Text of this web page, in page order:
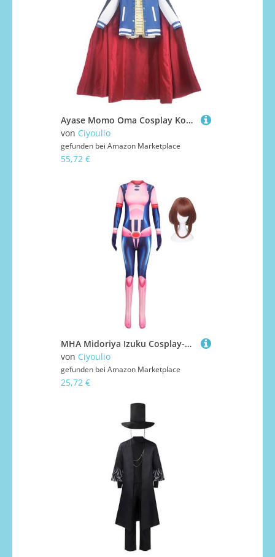
Ayase Momo Oma Cosplay Kostüm Rollenspiel Outfits Komplettes Set Anime Cosplay Uniform für Frauen Halloween Karneval Party Dress Up Anzug
von Ciyoulio
gefunden bei Amazon Marketplace
55,72 €
MHA Midoriya Izuku Cosplay-Kostüm, All-MIGHT Cosplay Bodysuit Uraraka Ochako Anime Jumpsuit Asui Tsuyu Rollenspiel Outfits Halloween Party Karneval
von Ciyoulio
gefunden bei Amazon Marketplace
25,72 €